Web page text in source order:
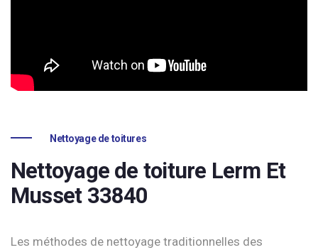
Nettoyage de toitures
Nettoyage de toiture Lerm Et
Musset 33840
Les méthodes de nettoyage traditionnelles des